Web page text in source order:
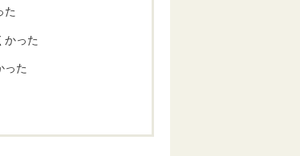
た
かった
った